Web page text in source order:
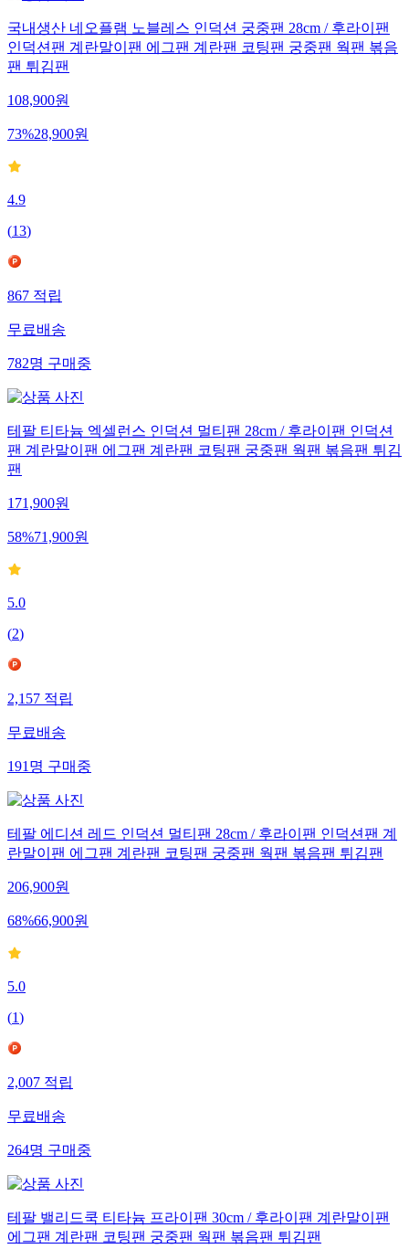
국내생산 네오플램 노블레스 인덕션 궁중팬 28cm / 후라이팬
인덕션팬 계란말이팬 에그팬 계란팬 코팅팬 궁중팬 웍팬 볶음
팬 튀김팬
108,900원
73%28,900원
4.9
(13)
867 적립
무료배송
782명 구매중
테팔 티타늄 엑셀런스 인덕션 멀티팬 28cm / 후라이팬 인덕션
팬 계란말이팬 에그팬 계란팬 코팅팬 궁중팬 웍팬 볶음팬 튀김
팬
171,900원
58%71,900원
5.0
(2)
2,157 적립
무료배송
191 명 구매중
테팔 에디션 레드 인덕션 멀티팬 28cm / 후라이팬 인덕션팬 계
란말이팬 에그팬 계란팬 코팅팬 궁중팬 웍팬 볶음팬 튀김팬
206,900원
68%66,900원
5.0
(1)
2,007 적립
무료배송
264명 구매중
테팔 밸리드쿡 티타늄 프라이팬 30cm / 후라이팬 계란말이팬
에그팬 계란팬 코팅팬 궁중팬 웍팬 볶음팬 튀김팬